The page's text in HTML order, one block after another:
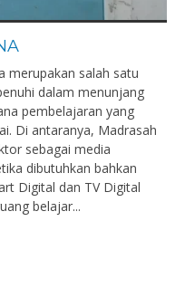
merupakan salah satu
dalam menunjang
pembelajaran yang
Di antaranya, Madrasah
sebagai media
dibutuhkan bahkan
Digital dan TV Digital
belajar...